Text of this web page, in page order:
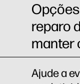
reparo
manter
Ajude a